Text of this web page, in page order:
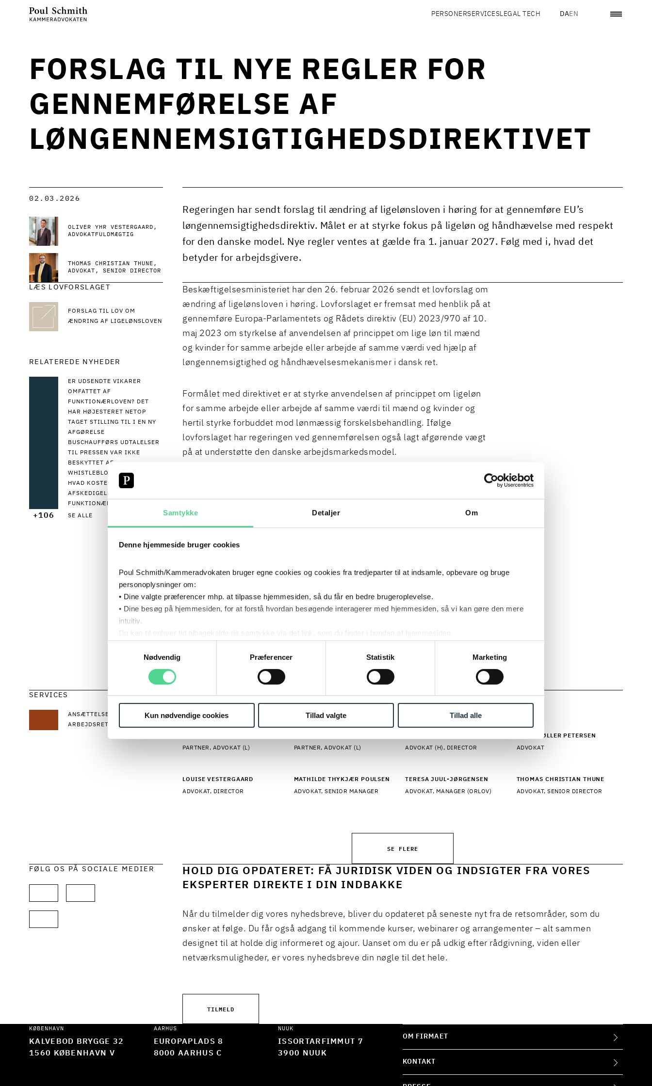
Samtykke Detaljer Om
Denne hjemmeside bruger cookies
Poul Schmith/Kammeradvokaten bruger egne cookies og cookies fra tredjeparter til at indsamle, opbevare og bruge
personoplysninger om:
• Dine valgte præferencer mhp. at tilpasse hjemmesiden, så du får en bedre brugeroplevelse.
• Dine besøg på hjemmesiden, for at forstå hvordan besøgende interagerer med hjemmesiden, så vi kan gøre den mere
intuitiv.
Du kan til enhver tid tilbagekalde dit samtykke via det link, som du finder i bunden af hjemmesiden.
Læs mere om vores behandling af personoplysninger her.
Nødvendig
Præferencer Statistik Marketing
Kun nødvendige cookies Tillad valgte Tillad alle
PERSONERSERVICESLEGAL TECH DAEN
FORSLAG TIL NYE REGLER FOR
GENNEMFØRELSE AF
LØNGENNEMSIGTIGHEDSDIREKTIVET
02.03.2026
OLIVER YHR VESTERGAARD
ADVOKATFULDMÆGTIG
THOMAS CHRISTIAN THUNE
ADVOKAT, SENIOR DIRECTOR
Regeringen har sendt forslag til ændring af ligelønsloven i høring for at gennemføre EU’s
løngennemsigtighedsdirektiv. Målet er at styrke fokus på ligeløn og håndhævelse med respekt
for den danske model. Nye regler ventes at gælde fra 1. januar 2027. Følg med i, hvad det
betyder for arbejdsgivere.
LÆS LOVFORSLAGET
FORSLAG TIL LOV OM
ÆNDRING AF LIGELØNSLOVEN
RELATEREDE NYHEDER
ER UDSENDTE VIKARER
OMFATTET AF
FUNKTIONÆRLOVEN? DET
HAR HØJESTERET NETOP
TAGET STILLING TIL I EN NY
AFGØRELSE
BUSCHAUFFØRS UDTALELSER
TIL PRESSEN VAR IKKE
BESKYTTET AF
WHISTLEBLOWERLOVEN
HVAD KOSTER EN USAGLIG
AFSKEDIGELSE AF EN
FUNKTIONÆR?
+106 SE ALLE
Beskæftigelsesministeriet har den 26. februar 2026 sendt et lovforslag om
ændring af ligelønsloven i høring. Lovforslaget er fremsat med henblik på at
gennemføre Europa-Parlamentets og Rådets direktiv (EU) 2023/970 af 10.
maj 2023 om styrkelse af anvendelsen af princippet om lige løn til mænd
og kvinder for samme arbejde eller arbejde af samme værdi ved hjælp af
løngennemsigtighed og håndhævelsesmekanismer i dansk ret.
Formålet med direktivet er at styrke anvendelsen af princippet om ligeløn
for samme arbejde eller arbejde af samme værdi til mænd og kvinder og
hertil styrke forbuddet mod lønmæssig forskelsbehandling. Ifølge
lovforslaget har regeringen ved gennemførelsen også lagt afgørende vægt
på at understøtte den danske arbejdsmarkedsmodel.
lovforslaget har været ventet med spænding. Det følger imidlertid af
lovforslaget, at ændringerne til ligelønsloven forventes at træde i kraft den
1. januar 2027. Ifølge lovforslaget er udskydelsen begrundet i, at danske
virksomheder skal have tid til at indrette sig efter de nye regler.
Det er usikkert hvilket betydning det kommende folketingsvalg vil få for
lovarbejdet. Vi følger med i processen, og vi er klar til at bistå med
rådgivning om, hvad reglerne kan have af betydning for arbejdsgivere.
Lovforslaget kan læses her.
SERVICES
ANSÆTTELSESRET OG
ARBEJDSRET
SPECIALISTER
PARTNER, ADVOKAT (L) PARTNER, ADVOKAT (L) ADVOKAT (H), DIRECTOR
ANNA MØLLER PETERSEN
ADVOKAT
LOUISE VESTERGAARD
ADVOKAT, DIRECTOR
MATHILDE THYKJÆR POULSEN
ADVOKAT, SENIOR MANAGER
TERESA JUUL-JØRGENSEN
ADVOKAT, MANAGER (ORLOV)
THOMAS CHRISTIAN THUNE
ADVOKAT, SENIOR DIRECTOR
SE FLERE
FØLG OS PÅ SOCIALE MEDIER
HOLD DIG OPDATERET: FÅ JURIDISK VIDEN OG INDSIGTER FRA VORES
EKSPERTER DIREKTE I DIN INDBAKKE
Når du tilmelder dig vores nyhedsbreve, bliver du opdateret på seneste nyt fra de retsområder, som du
ønsker at følge. Du får også adgang til kommende kurser, webinarer og arrangementer – alt sammen
designet til at holde dig informeret og ajour. Uanset om du er på udkig efter rådgivning, viden eller
netværksmuligheder, er vores nyhedsbreve din nøgle til det hele.
TILMELD
KØBENHAVN
KALVEBOD BRYGGE 32
1560 KØBENHAVN V
AARHUS
EUROPAPLADS 8
8000 AARHUS C
NUUK
ISSORTARFIMMUT 7
3900 NUUK
OM FIRMAET
KONTAKT